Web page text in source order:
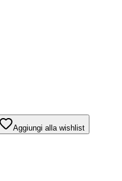
Aggiungi alla wishlist